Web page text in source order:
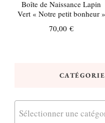
Boîte de Naissance Lapin
Vert « Notre petit bonheur »
70,00€
Sélectionner une